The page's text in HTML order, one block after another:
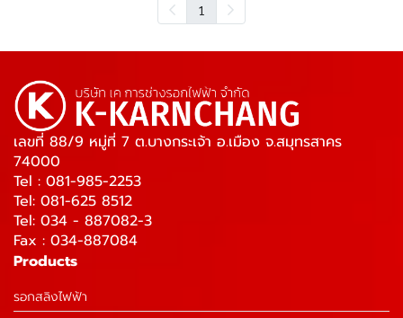
1
เลขที่ 88/9 หมู่ที่ 7 ต.บางกระเจ้า อ.เมือง จ.สมุทรสาคร
74000
Tel : 081-985-2253
Tel: 081-625 8512
Tel: 034 - 887082-3
Fax : 034-887084
Products
รอกสลิงไฟฟ้า